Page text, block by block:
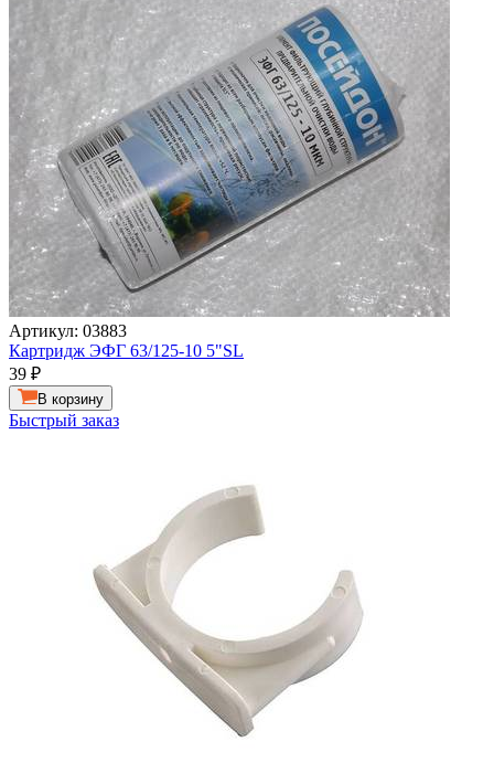
Артикул: 03883
Картридж ЭФГ 63/125-10 5"SL
39 ₽
В корзину
Быстрый заказ